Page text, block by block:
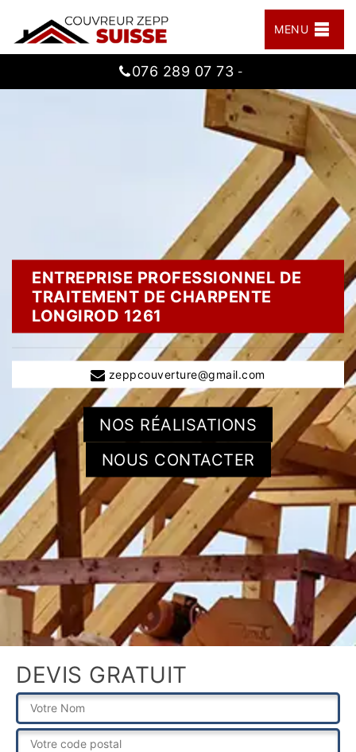
MENU
076 289 07 73 -
ENTREPRISE PROFESSIONNEL DE
TRAITEMENT DE CHARPENTE
LONGIROD 1261
zeppcouverture@gmail.com
NOS RÉALISATIONS
NOUS CONTACTER
DEVIS GRATUIT